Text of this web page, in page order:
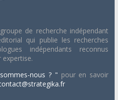
de recherche indépendant
qui publie les recherches
indépendants reconnus
nous ? " pour en savoir